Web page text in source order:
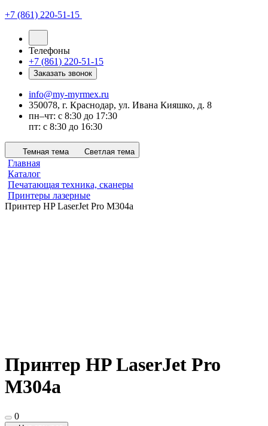
+7 (861) 220-51-15
Телефоны
+7 (861) 220-51-15
Заказать звонок
info@my-myrmex.ru
350078, г. Краснодар, ул. Ивана Кияшко, д. 8
пн–чт: с 8:30 до 17:30
пт: с 8:30 до 16:30
Темная тема Светлая тема
Главная
Каталог
Печатающая техника, сканеры
Принтеры лазерные
Принтер HP LaserJet Pro M304a
Принтер HP LaserJet Pro
M304a
0